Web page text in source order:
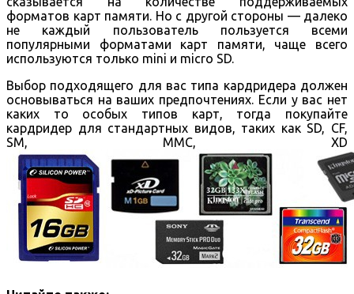
форматов карт памяти. Но с другой стороны — далеко
не каждый пользователь пользуется всеми
популярными форматами карт памяти, чаще всего
используются только mini и micro SD.
Выбор подходящего для вас типа кардридера должен
основываться на ваших предпочтениях. Если у вас нет
каких то особых типов карт, тогда покупайте
кардридер для стандартных видов, таких как SD, CF,
SM, MMC, XD